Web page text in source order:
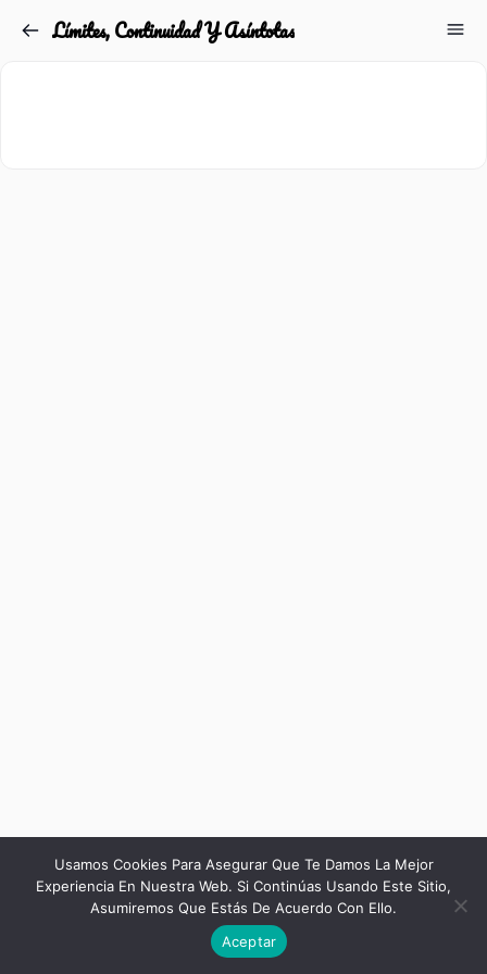
Límites, Continuidad Y Asíntotas
Usamos Cookies Para Asegurar Que Te Damos La Mejor
Experiencia En Nuestra Web. Si Continúas Usando Este Sitio,
Asumiremos Que Estás De Acuerdo Con Ello.
Aceptar